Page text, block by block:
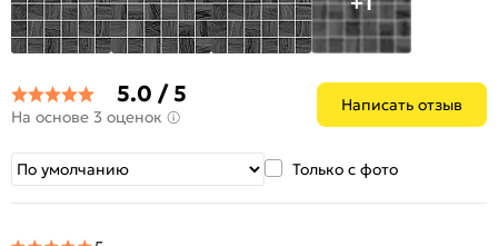
5.0 / 5
На основе 3 оценок
Написать отзыв
Только с фото